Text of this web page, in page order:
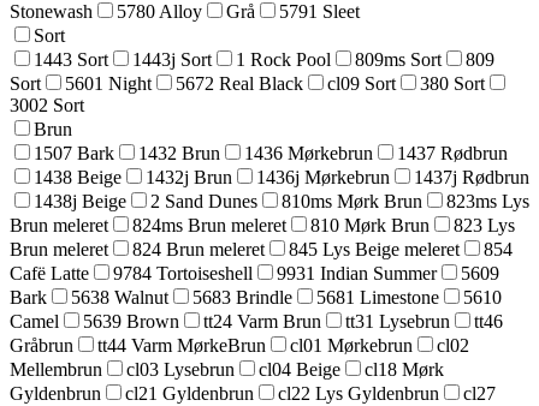
Stonewash
5780 Alloy Grå
5791 Sleet
Sort
1443 Sort
1443j Sort 1 Rock Pool 809ms Sort
809
Sort
5601 Night 5672 Real Black cl09 Sort
380 Sort
3002 Sort
Brun
1507 Bark
1432 Brun 1436 Mørkebrun
1437 Rødbrun
1438 Beige
1432j Brun 1436j Mørkebrun
1437j Rødbrun
1438j Beige
2 Sand Dunes 810ms Mørk Brun
823ms Lys
Brun meleret
824ms Brun meleret 810 Mørk Brun
823 Lys
Brun meleret
824 Brun meleret 845 Lys Beige meleret
854
Cafë Latte
9784 Tortoiseshell 9931 Indian Summer
5609
Bark
5638 Walnut 5683 Brindle 5681 Limestone
5610
Camel
5639 Brown tt24 Varm Brun tt31 Lysebrun
tt46
Gråbrun
tt44 Varm MørkeBrun cl01 Mørkebrun
cl02
Mellembrun
cl03 Lysebrun cl04 Beige
cl18 Mørk
Gyldenbrun
cl21 Gyldenbrun cl22 Lys Gyldenbrun
cl27